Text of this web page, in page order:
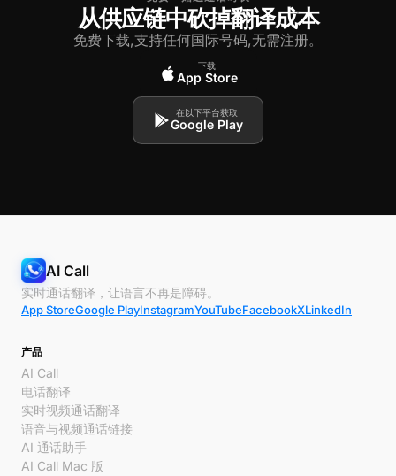
从供应链中砍掉翻译成本
免费下载,支持任何国际号码,无需注册。
下载
App Store
在以下平台获取
Google Play
AI Call
实时通话翻译，让语言不再是障碍。
App StoreGoogle PlayInstagramYouTubeFacebookXLinkedIn
产品
AI Call
电话翻译
实时视频通话翻译
语音与视频通话链接
AI 通话助手
AI Call Mac 版